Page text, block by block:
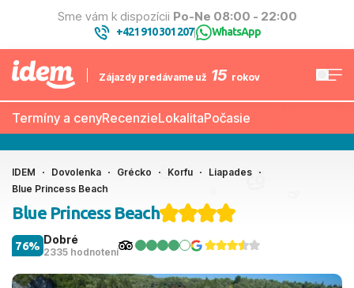
Sme vám k dispozícii Po-Ne 08:00 - 22:00
+421 910 301 207| WhatsApp
Zájazdy predávame už 15 rokov
Termíny a cenyRecenzieLokalitaPočasie
IDEM Dovolenka Grécko Korfu
Liapades
Blue Princess Beach
Blue Princess Beach
Dobré
2335 hodnotení
76%